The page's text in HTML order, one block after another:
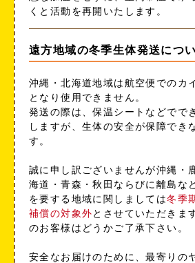
くと活動を再開いたします。
遠方地域の冬季生体発送につ
沖縄・北海道地域は航空便でのカ
となり使用できません。
発送の際は、保温シートなどでで
しますが、生体の安全が保障でき
す。
誠に申し訳ございませんが沖縄・
海道・青森・秋田ならびに離島な
を要する地域に関しましては冬季
補償の対象外とさせていただきま
のお客様はどうかご了承下さい。
安全なお届けのために、最寄りの